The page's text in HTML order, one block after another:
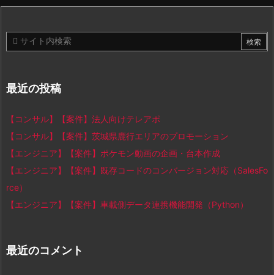
最近の投稿
【コンサル】【案件】法人向けテレアポ
【コンサル】【案件】茨城県鹿行エリアのプロモーション
【エンジニア】【案件】ポケモン動画の企画・台本作成
【エンジニア】【案件】既存コードのコンバージョン対応（SalesFo
rce）
【エンジニア】【案件】車載側データ連携機能開発（Python）
最近のコメント